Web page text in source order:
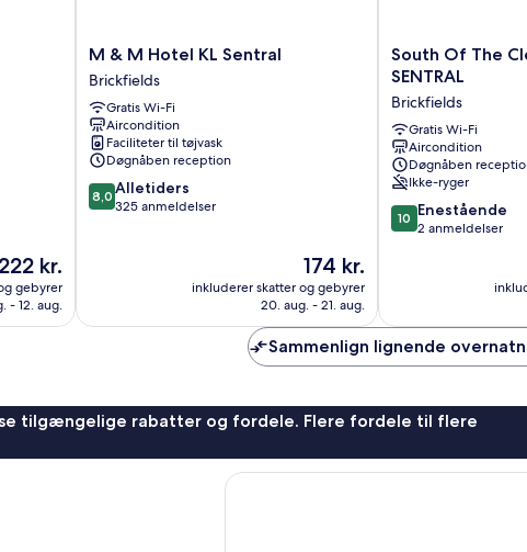
Prisen
kr.
222 kr.
gebyrer
- 12. aug.
M
&
M
Hotel
KL
Sentral
Brickfields
M & M Hotel KL Sentral
Brickfields
Gratis Wi-Fi
Aircondition
Faciliteter til tøjvask
Døgnåben reception
8.0
ud
8,0 Alletiders
325 anmeldelser
Prisen
er
174 kr.
174 kr.
inkluderer skatter og gebyrer
20. aug. - 21. aug.
South
Of
Clouds
HOTEL
KL
SENTRAL
Brickfields
South Of The
SENTRAL
Brickfields
Gratis Wi-Fi
Aircondition
Døgnåben
Ikke-ryger
10.0
ud
anmeldelser
10 Enestående
2 anmeldelser
Sammenlign lignende
tilgængelige rabatter og fordele. Flere fordele til flere